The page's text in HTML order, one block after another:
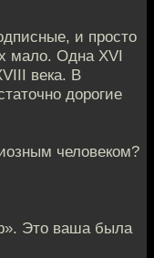
и просто
мало. Одна XVI
века. В
дорогие
человеком?
Это ваша была